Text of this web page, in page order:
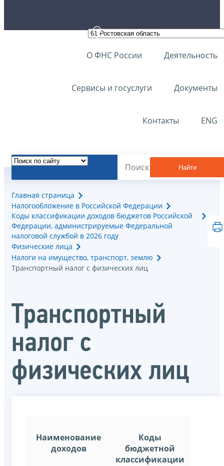
О ФНС России Деятельность
Сервисы и госуслуги Документы
Контакты ENG
Найти
Главная страница
Налогообложение в Российской Федерации
Коды классификации доходов бюджетов Российской
Федерации, администрируемые Федеральной
налоговой службой в 2026 году
Физические лица
Налоги на имущество, транспорт, землю
Транспортный налог с физических лиц
Транспортный
налог с
физических лиц
Наименование
доходов
Коды
бюджетной
классификации